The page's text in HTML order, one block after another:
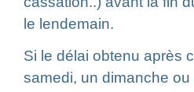
le lendemain.
Si le délai obtenu après
samedi, un dimanche ou